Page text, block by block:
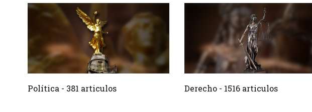
Crear 381 Articulos
Política - 381 articulos
Crear 1516 Articulos
Derecho - 1516 articulos